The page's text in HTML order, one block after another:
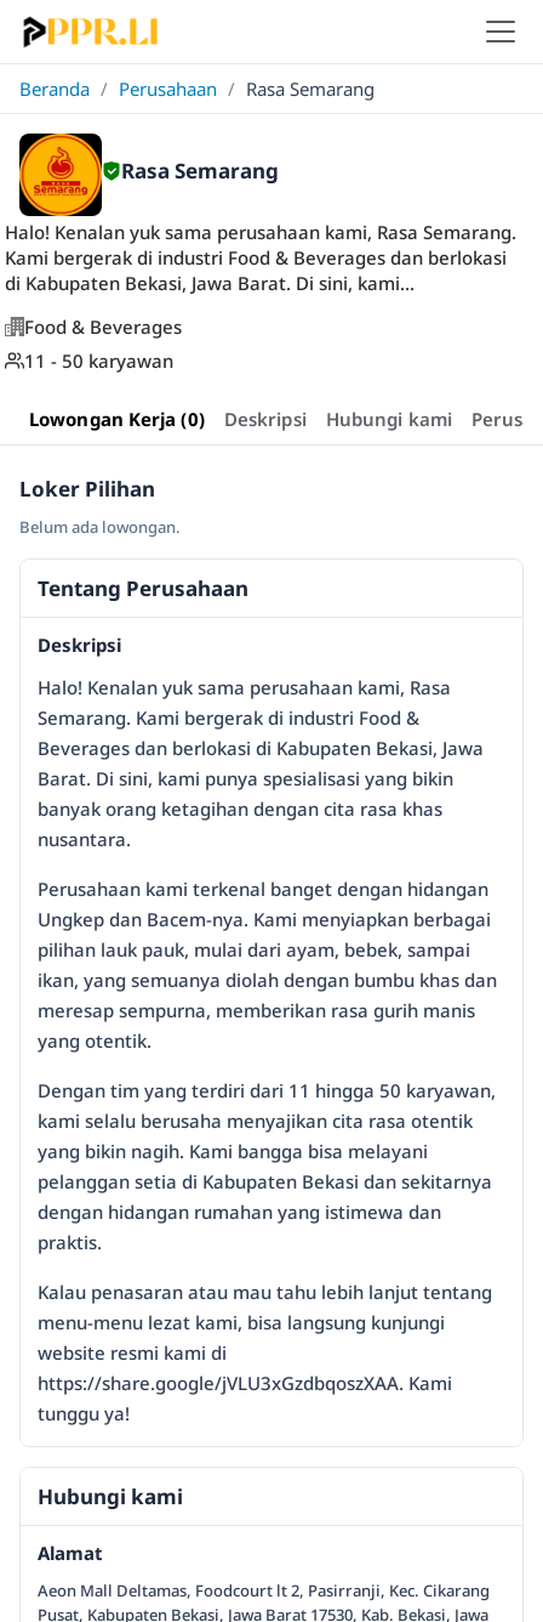
Beranda / Perusahaan / Rasa Semarang
Rasa Semarang
Halo! Kenalan yuk sama perusahaan kami, Rasa Semarang.
Kami bergerak di industri Food & Beverages dan berlokasi
di Kabupaten Bekasi, Jawa Barat. Di sini, kami...
Food & Beverages
11 - 50 karyawan
Lowongan Kerja (0) Deskripsi Hubungi kami
Loker Pilihan
Belum ada lowongan.
Tentang Perusahaan
Deskripsi
Halo! Kenalan yuk sama perusahaan kami, Rasa
Semarang. Kami bergerak di industri Food &
Beverages dan berlokasi di Kabupaten Bekasi, Jawa
Barat. Di sini, kami punya spesialisasi yang bikin
banyak orang ketagihan dengan cita rasa khas
nusantara.
Perusahaan kami terkenal banget dengan hidangan
Ungkep dan Bacem-nya. Kami menyiapkan berbagai
pilihan lauk pauk, mulai dari ayam, bebek, sampai
ikan, yang semuanya diolah dengan bumbu khas dan
meresap sempurna, memberikan rasa gurih manis
yang otentik.
Dengan tim yang terdiri dari 11 hingga 50 karyawan,
kami selalu berusaha menyajikan cita rasa otentik
yang bikin nagih. Kami bangga bisa melayani
pelanggan setia di Kabupaten Bekasi dan sekitarnya
dengan hidangan rumahan yang istimewa dan
praktis.
Kalau penasaran atau mau tahu lebih lanjut tentang
menu-menu lezat kami, bisa langsung kunjungi
website resmi kami di
https://share.google/jVLU3xGzdbqoszXAA. Kami
tunggu ya!
Hubungi kami
Alamat
Aeon Mall Deltamas, Foodcourt lt 2, Pasirranji, Kec. Cikarang
Pusat, Kabupaten Bekasi, Jawa Barat 17530, Kab. Bekasi, Jawa